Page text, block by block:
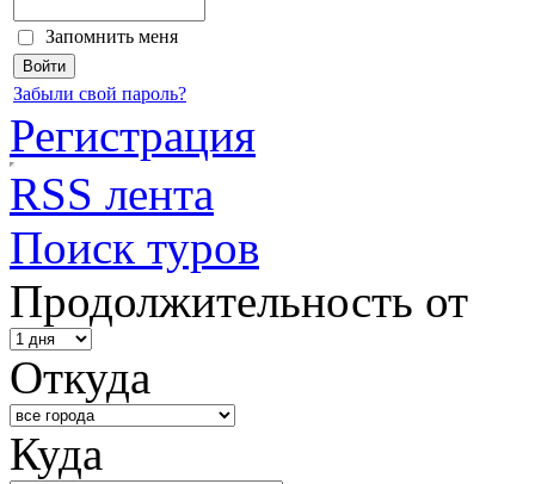
Запомнить меня
Забыли свой пароль?
Регистрация
RSS лента
Поиск туров
Продолжительность от
Откуда
Куда